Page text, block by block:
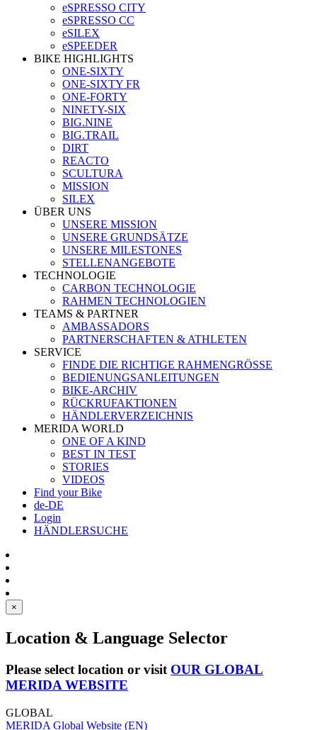
eSPRESSO CITY
eSPRESSO CC
eSILEX
eSPEEDER
BIKE HIGHLIGHTS
ONE-SIXTY
ONE-SIXTY FR
ONE-FORTY
NINETY-SIX
BIG.NINE
BIG.TRAIL
DIRT
REACTO
SCULTURA
MISSION
SILEX
ÜBER UNS
UNSERE MISSION
UNSERE GRUNDSÄTZE
UNSERE MILESTONES
STELLENANGEBOTE
TECHNOLOGIE
CARBON TECHNOLOGIE
RAHMEN TECHNOLOGIEN
TEAMS & PARTNER
AMBASSADORS
PARTNERSCHAFTEN & ATHLETEN
SERVICE
FINDE DIE RICHTIGE RAHMENGRÖSSE
BEDIENUNGSANLEITUNGEN
BIKE-ARCHIV
RÜCKRUFAKTIONEN
HÄNDLERVERZEICHNIS
MERIDA WORLD
ONE OF A KIND
BEST IN TEST
STORIES
VIDEOS
Find your Bike
de-DE
Login
HÄNDLERSUCHE
×
Location & Language Selector
Please select location or visit OUR GLOBAL
MERIDA WEBSITE
GLOBAL
MERIDA Global Website (EN)